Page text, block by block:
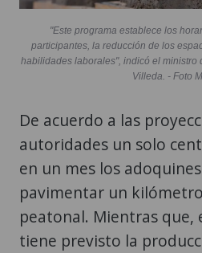
"Este programa establece los
participantes, la reducción de los
habilidades laborales", indicó el ministro
Villeda. - Foto
De acuerdo a las
autoridades un solo
en un mes los
pavimentar un
peatonal. Mientras que,
tiene previsto la